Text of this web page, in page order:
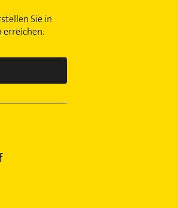
Sie in
erreichen.